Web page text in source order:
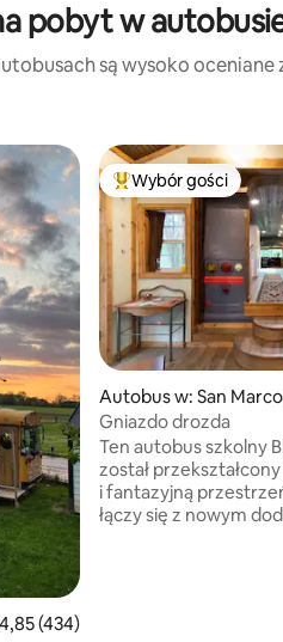
pobyt w
są wysoko
ocena: 4,85 na 5, liczba
4,85 (434)
Najpopularniejsze z
Wybór gości
Autobus w: San
Gniazdo drozda
Ten autobus szkolny
został
i fantazyjną przestrzeń
łączy się z nowym